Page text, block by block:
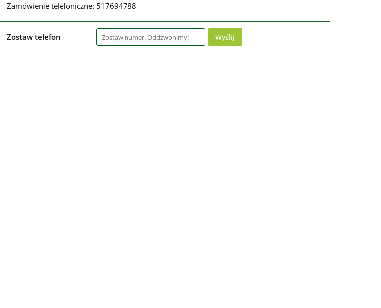
Zamówienie telefoniczne: 517694788
Zostaw telefon Wyślij